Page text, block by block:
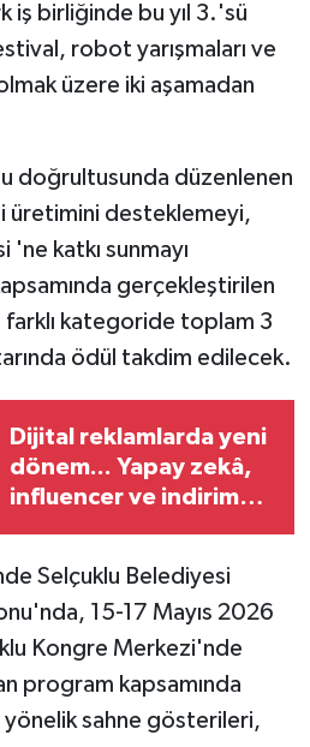
iş birliğinde bu yıl 3.'sü
robot yarışmaları ve
üzere iki aşamadan
doğrultusunda düzenlenen
üretimini desteklemeyi,
katkı sunmayı
gerçekleştirilen
farklı kategoride toplam 3
ödül takdim edilecek.
Dijital reklamlarda yeni
dönem... Yapay zekâ,
influencer ve indirim
Selçuklu Belediyesi
15-17 Mayıs 2026
Kongre Merkezi'nde
program kapsamında
sahne gösterileri,